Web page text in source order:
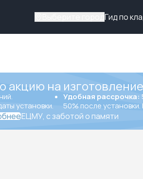
Гид по
на
установки.
Удобная рассрочка:
50% после установки.
ЕЦМУ, с заботой о памяти